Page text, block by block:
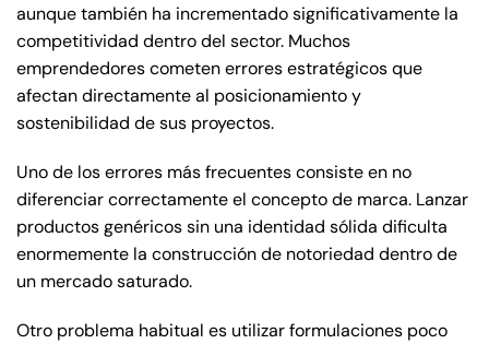
aunque también ha incrementado significativamente la
competitividad dentro del sector. Muchos
emprendedores cometen errores estratégicos que
afectan directamente al posicionamiento y
sostenibilidad de sus proyectos.
Uno de los errores más frecuentes consiste en no
diferenciar correctamente el concepto de marca. Lanzar
productos genéricos sin una identidad sólida dificulta
enormemente la construcción de notoriedad dentro de
un mercado saturado.
Otro problema habitual es utilizar formulaciones poco